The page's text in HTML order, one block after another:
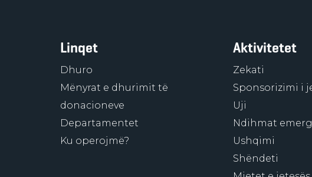
Linqet
Dhuro
Mënyrat e dhurimit të
donacioneve
Departamentet
Ku operojmë?
Aktivitetet
Zekati
Sponsorizimi i
Uji
Ndihmat
Ushqimi
Shëndeti